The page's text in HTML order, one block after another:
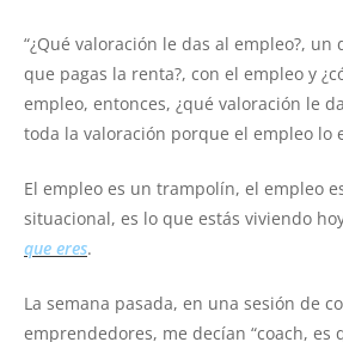
“¿Qué valoración le das al empleo?, un
que pagas la renta?, con el empleo y
empleo, entonces, ¿qué valoración le
toda la valoración porque el empleo lo
El empleo es un trampolín, el empleo
situacional, es lo que estás viviendo
que eres.
La semana pasada, en una sesión de
emprendedores, me decían “coach, es